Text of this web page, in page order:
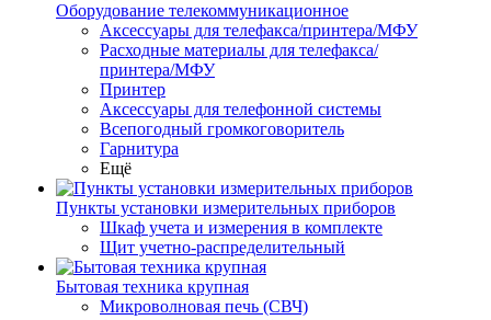
Оборудование телекоммуникационное
Аксессуары для телефакса/принтера/МФУ
Расходные материалы для телефакса/
принтера/МФУ
Принтер
Аксессуары для телефонной системы
Всепогодный громкоговоритель
Гарнитура
Ещё
Пункты установки измерительных приборов
Шкаф учета и измерения в комплекте
Щит учетно-распределительный
Бытовая техника крупная
Микроволновая печь (СВЧ)